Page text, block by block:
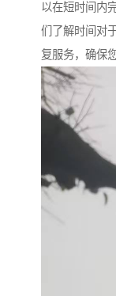
以在短时间内
们了解时间对
复服务，确保